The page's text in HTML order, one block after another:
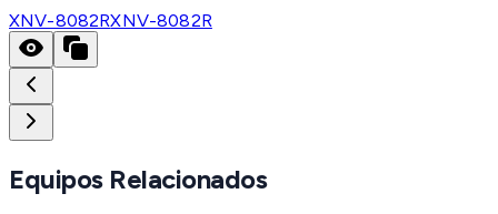
XNV-8082RXNV-8082R
Equipos Relacionados